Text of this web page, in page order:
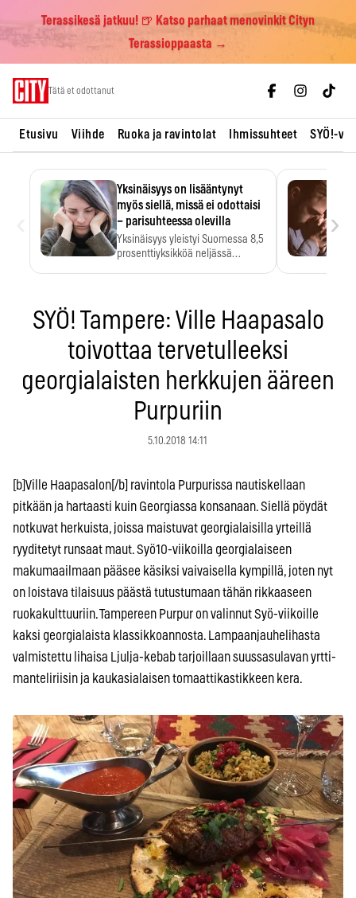
Terassikesä jatkuu! 🍺 Katso parhaat menovinkit Cityn
Terassioppaasta →
Tätä et odottanut
Etusivu Viihde Ruoka ja ravintolat Ihmissuhteet SYÖ!-
Yksinäisyys on lisääntynyt
myös siellä, missä ei odottaisi
– parisuhteessa olevilla
Yksinäisyys yleistyi Suomessa 8,5
prosenttiyksikköä neljässä
›
SYÖ! Tampere: Ville Haapasalo
toivottaa tervetulleeksi
georgialaisten herkkujen ääreen
Purpuriin
5.10.2018 14:11
[b]Ville Haapasalon[/b] ravintola Purpurissa nautiskellaan
pitkään ja hartaasti kuin Georgiassa konsanaan. Siellä pöydät
notkuvat herkuista, joissa maistuvat georgialaisilla yrteillä
ryyditetyt runsaat maut. Syö10-viikoilla georgialaiseen
makumaailmaan pääsee käsiksi vaivaisella kympillä, joten nyt
on loistava tilaisuus päästä tutustumaan tähän rikkaaseen
ruokakulttuuriin. Tampereen Purpur on valinnut Syö-viikoille
kaksi georgialaista klassikkoannosta. Lampaanjauhelihasta
valmistettu lihaisa Ljulja-kebab tarjoillaan suussasulavan yrtti-
manteliriisin ja kaukasialaisen tomaattikastikkeen kera.